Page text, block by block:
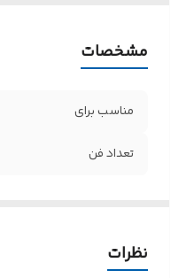
مشخصات
مناسب برای
تعداد فن
نظرات